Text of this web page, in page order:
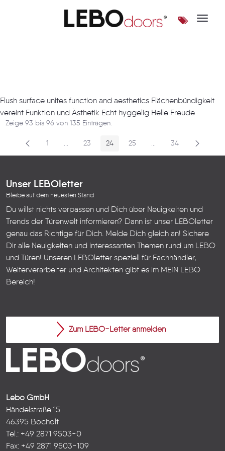
Toggle
Flush surface unites function and aesthetics Flächenbündigkeit
vereint Funktion und Ästhetik Echt hyggelig Helle Freude
Zeige 93 bis 96 von 135 Einträgen.
Seite
1 ...Zwischenseiten
Seite
23 Seite
24 Seite
25 ...Zwischenseiten
Seite
34
Unser LEBOletter
Bleibe auf dem neuesten Stand
Du willst nichts verpassen und Dich über Neuigkeiten und
Trends der Türenwelt informieren? Dann ist unser LEBOletter
genau das Richtige für Dich. Melde Dich gleich an! Sichere
Dir alle Neuigkeiten und interessanten Themen rund um LEBO
und Türen! Unseren LEBOletter speziell für Fachhändler,
Weiterverarbeiter und Architekten gibt es im MEIN LEBO
Bereich!
Zum LEBO-Letter anmelden
Lebo GmbH
Händelstraße 15
46395 Bocholt
Tel.: +49 2871 9503-0
Fax: +49 2871 9503-109